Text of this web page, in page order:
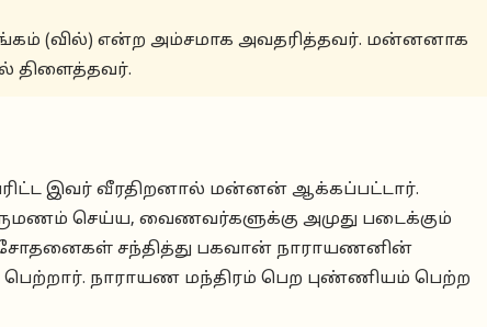
(வில்) என்ற அம்சமாக அவதரித்தவர். மன்னனாக
திளைத்தவர்.
இவர் வீரதிறனால் மன்னன் ஆக்கப்பட்டார்.
செய்ய, வைணவர்களுக்கு அமுது படைக்கும்
சந்தித்து பகவான் நாராயணனின்
பெற்றார். நாராயண மந்திரம் பெற புண்ணியம் பெற்ற